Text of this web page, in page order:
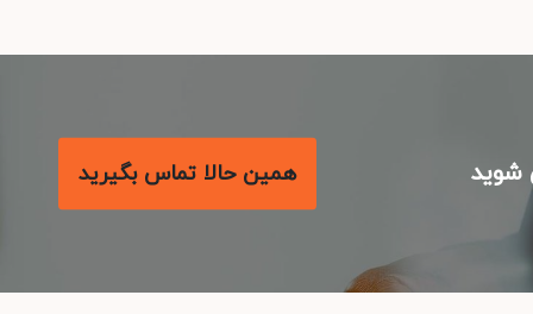
همین حالا تماس بگیرید